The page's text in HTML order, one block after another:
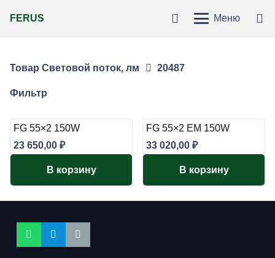
FERUS Меню
Товар Световой поток, лм 20487
Фильтр
FG 55×2 150W
23 650,00 ₽
В корзину
FG 55×2 EM 150W
33 020,00 ₽
В корзину